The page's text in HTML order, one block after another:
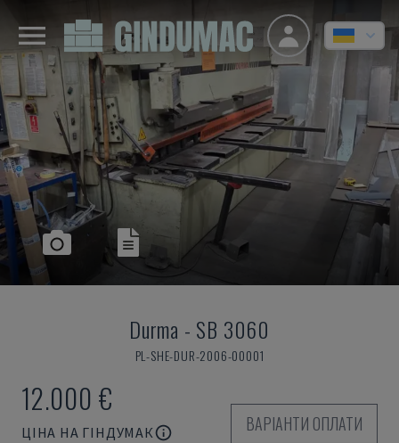
Durma - SB 3060
PL-SHE-DUR-2006-00001
12.000 €
ЦІНА НА ГІНДУМАК
ВАРІАНТИ ОПЛАТИ